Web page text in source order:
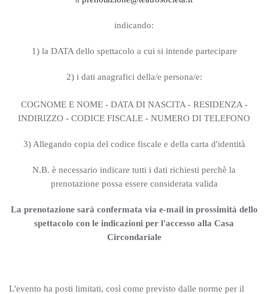
indicando:
1) la DATA dello spettacolo a cui si intende partecipare
2) i dati anagrafici della/e persona/e:
COGNOME E NOME - DATA DI NASCITA - RESIDENZA -
INDIRIZZO - CODICE FISCALE - NUMERO DI TELEFONO
3) Allegando copia del codice fiscale e della carta d'identità
N.B. è necessario indicare tutti i dati richiesti perchè la
prenotazione possa essere considerata valida
La prenotazione sarà confermata via e-mail in prossimità dello
spettacolo con le indicazioni per l'accesso alla Casa
Circondariale
L'evento ha posti limitati, così come previsto dalle norme per il